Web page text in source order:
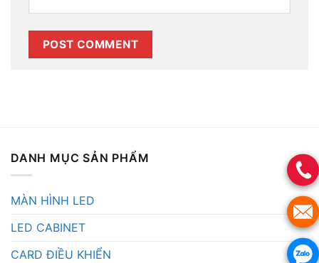
DANH MỤC SẢN PHẨM
MÀN HÌNH LED
LED CABINET
CARD ĐIỀU KHIỂN